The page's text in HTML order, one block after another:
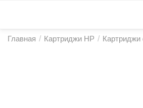
Главная / Картриджи HP /